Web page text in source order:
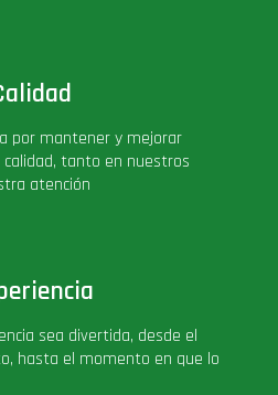
por mantener y mejorar
tanto en nuestros
atención
sea divertida, desde el
hasta el momento en que lo